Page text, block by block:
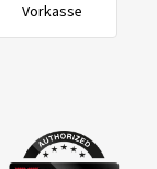
Vorkasse